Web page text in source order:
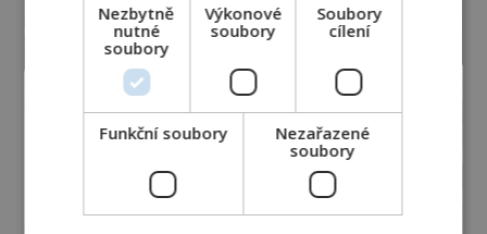
Nezbytně
nutné
soubory
Výkonové
soubory
Soubory
cílení
Funkční soubory
Nezařazené
soubory